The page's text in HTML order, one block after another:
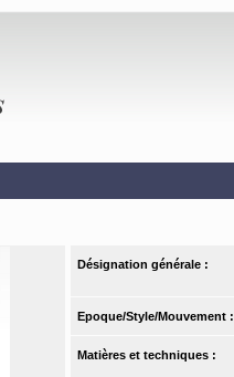
Désignation générale :
Epoque/Style/Mouvement :
Matières et techniques :